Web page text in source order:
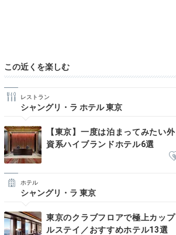
この近くを楽しむ
レストラン
シャングリ・ラ ホテル 東京
【東京】一度は泊まってみたい外
資系ハイブランドホテル6選
ホテル
シャングリ・ラ 東京
東京のクラブフロアで極上カップ
ルステイ／おすすめホテル13選